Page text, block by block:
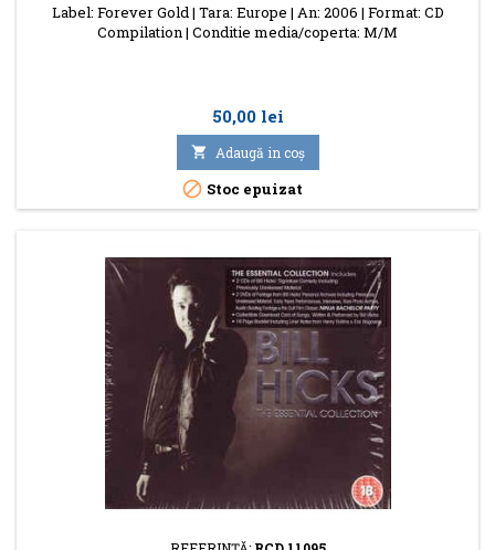
Label: Forever Gold | Tara: Europe | An: 2006 | Format: CD
Compilation | Conditie media/coperta: M/M
Preţ
50,00 lei
 Adaugă in coş
 Stoc epuizat